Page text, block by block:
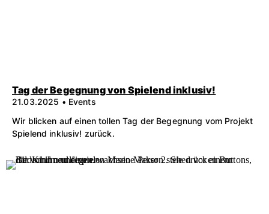
Tag der Begegnung von Spielend inklusiv!
21.03.2025 • Events
Wir blicken auf einen tollen Tag der Begegnung vom Projekt
Spielend inklusiv! zurück.